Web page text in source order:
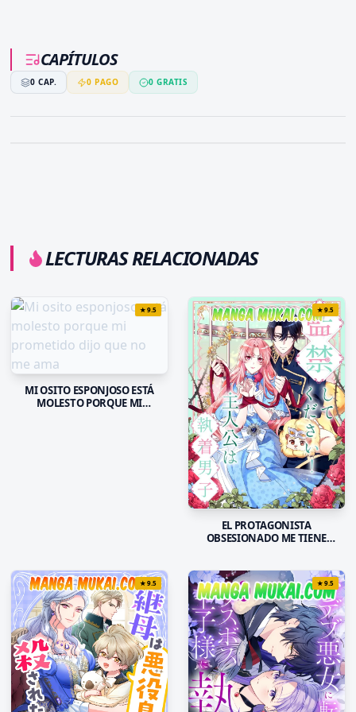
CAPÍTULOS
0 CAP. 0 PAGO 0 GRATIS
LECTURAS RELACIONADAS
★9.5
MI OSITO ESPONJOSO ESTÁ
MOLESTO PORQUE MI
★9.5
EL PROTAGONISTA
OBSESIONADO ME TIENE
★9.5 ★9.5